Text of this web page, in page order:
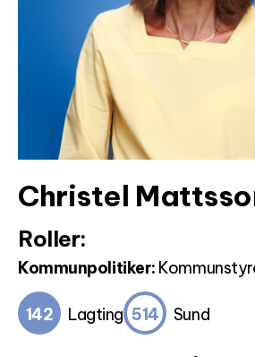
Christel
Roller:
Kommunpolitiker:
142 Lagting 514 Sund